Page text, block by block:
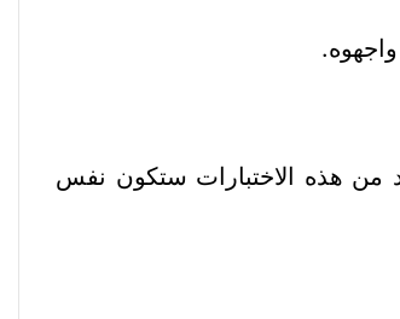
من هذه الاختبارات ستكون نفس